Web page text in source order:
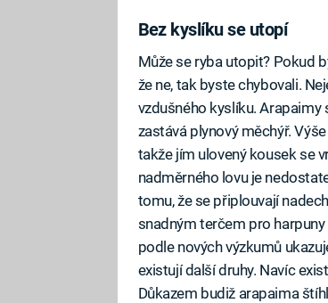
Bez kyslíku se utopí
Může se ryba utopit? Pokud
že ne, tak byste chybovali.
vzdušného kyslíku. Arapaimy
zastává plynový měchýř.
takže jím ulovený kousek se
nadměrného lovu je
tomu, že se připlouvají
snadným terčem pro
podle nových výzkumů
existují další druhy. Navíc
Důkazem budiž arapaima